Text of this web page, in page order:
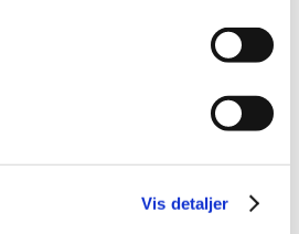
Vis detaljer
god kvalitet. Kuglehanen holder til et
Kugleventiler fås i diameter fra 20